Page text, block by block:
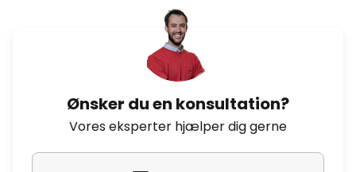
Ønsker du en konsultation?
Vores eksperter hjælper dig gerne